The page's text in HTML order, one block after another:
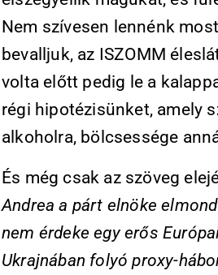
Nem szívesen lennénk
bevalljuk, az ISZOMM
volta előtt pedig le a
régi hipotézisünket, amely
alkoholra, bölcsessége
És még csak az szöveg
Andrea a párt elnöke
nem érdeke egy erős
Ukrajnában folyó proxy-